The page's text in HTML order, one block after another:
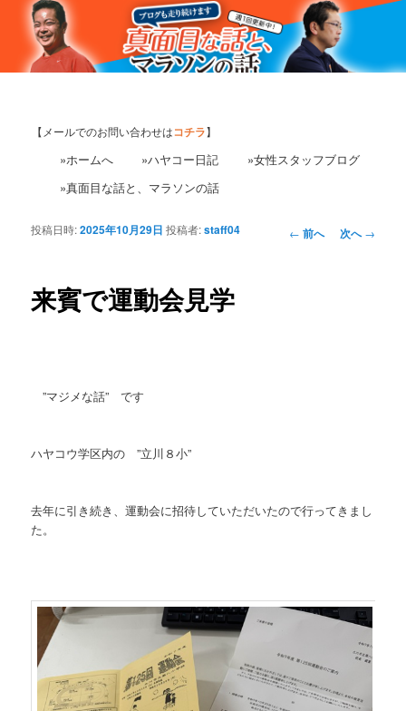
【メールでのお問い合わせはコチラ】
»ホームへ »ハヤコー日記
»女性スタッフブログ
»真面目な話と、マラソンの話
投
← 前へ 次へ→
来賓で運動会見学
投稿日時:2025年10月29日 投稿者:staff04
”マジメな話” です
ハヤコウ学区内の ”立川８小”
去年に引き続き、運動会に招待していただいたので行ってきまし
た。